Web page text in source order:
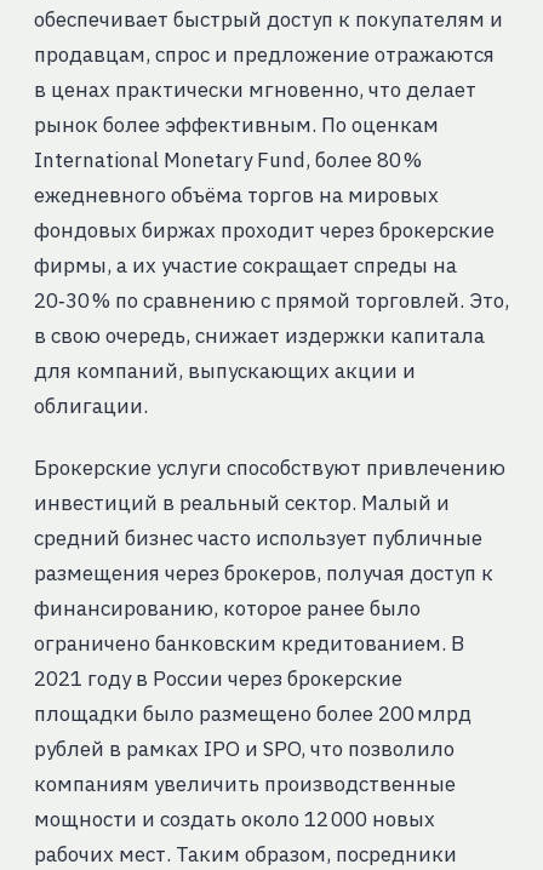
обеспечивает быстрый доступ к покупателям и
продавцам, спрос и предложение отражаются
в ценах практически мгновенно, что делает
рынок более эффективным. По оценкам
International Monetary Fund, более 80 %
ежедневного объёма торгов на мировых
фондовых биржах проходит через брокерские
фирмы, а их участие сокращает спреды на
20‑30 % по сравнению с прямой торговлей. Это,
в свою очередь, снижает издержки капитала
для компаний, выпускающих акции и
облигации.
Брокерские услуги способствуют привлечению
инвестиций в реальный сектор. Малый и
средний бизнес часто использует публичные
размещения через брокеров, получая доступ к
финансированию, которое ранее было
ограничено банковским кредитованием. В
2021 году в России через брокерские
площадки было размещено более 200 млрд
рублей в рамках IPO и SPO, что позволило
компаниям увеличить производственные
мощности и создать около 12 000 новых
рабочих мест. Таким образом, посредники